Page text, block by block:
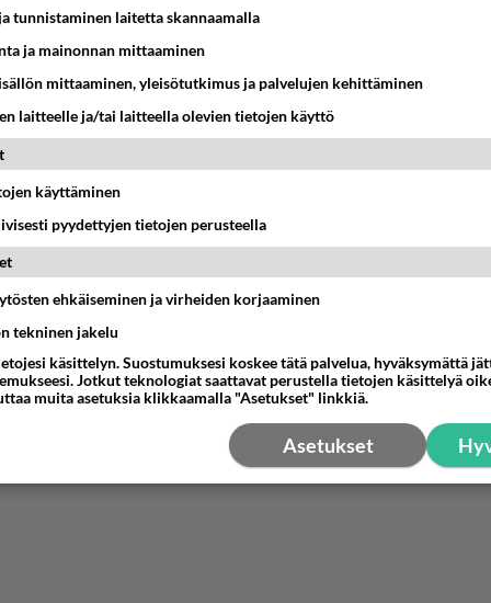
04-26 16:44:11
on kylläkin Skoda ja se toinen jokan halkesi kahtia oli
Anonyymi
04-30 17:46:03
se ollutkaan Skooda audi?
tunnistaminen laitetta skannaamalla
ja mainonnan mittaaminen
mittaaminen, yleisötutkimus ja palvelujen kehittäminen
laitteelle ja/tai laitteella olevien tietojen käyttö
käyttäminen
pyydettyjen tietojen perusteella
ehkäiseminen ja virheiden korjaaminen
tekninen jakelu
käsittelyn. Suostumuksesi koskee tätä palvelua, hyväksymättä
Jotkut teknologiat saattavat perustella tietojen käsittelyä
muita asetuksia klikkaamalla "Asetukset" linkkiä.
Asetukset